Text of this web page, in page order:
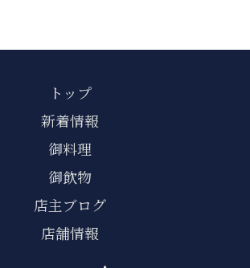
トップ
新着情報
御料理
御飲物
店主ブログ
店舗情報